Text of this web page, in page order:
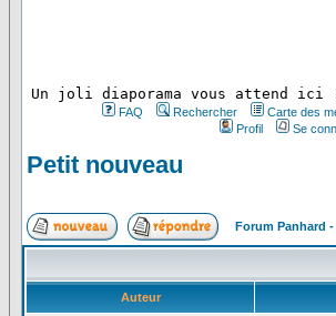
Un joli diaporama vous attend ici !
FAQ Rechercher Carte des
Profil
Se
Petit nouveau
Forum Panhard
Auteur